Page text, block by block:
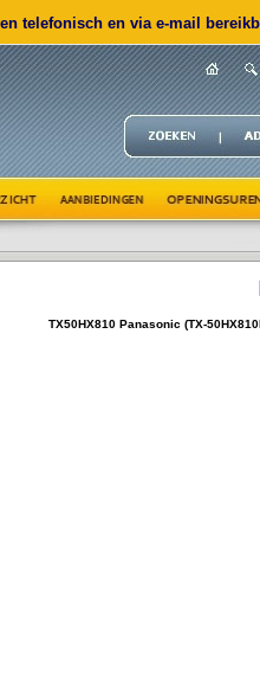
telefonisch en via e-mail
TX50HX810 Panasonic (TX-